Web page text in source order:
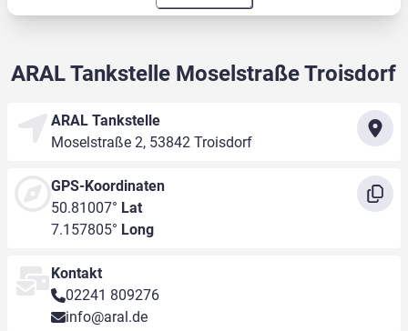
ARAL Tankstelle Moselstraße Troisdorf
ARAL Tankstelle
Moselstraße 2, 53842 Troisdorf
GPS-Koordinaten
50.81007° Lat
7.157805° Long
Kontakt
02241 809276
info@aral.de